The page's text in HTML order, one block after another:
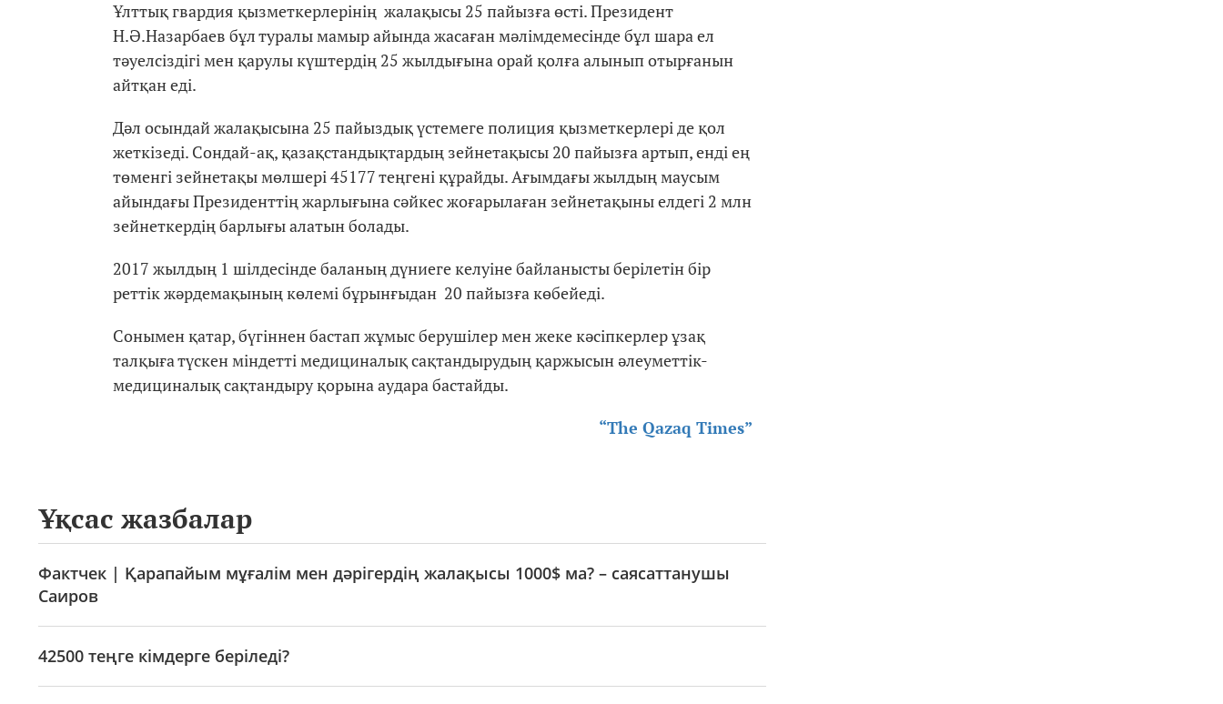
Ұлттық гвардия қызметкерлерінің жалақысы 25 пайызға өсті. Президент
Н.Ә.Назарбаев бұл туралы мамыр айында жасаған мәлімдемесінде бұл шара ел
тәуелсіздігі мен қарулы күштердің 25 жылдығына орай қолға алынып отырғанын
айтқан еді.
Дәл осындай жалақысына 25 пайыздық үстемеге полиция қызметкерлері де қол
жеткізеді. Сондай-ақ, қазақстандықтардың зейнетақысы 20 пайызға артып, енді ең
төменгі зейнетақы мөлшері 45177 теңгені құрайды. Ағымдағы жылдың маусым
айындағы Президенттің жарлығына сәйкес жоғарылаған зейнетақыны елдегі 2 млн
зейнеткердің барлығы алатын болады.
2017 жылдың 1 шілдесінде баланың дүниеге келуіне байланысты берілетін бір
реттік жәрдемақының көлемі бұрынғыдан 20 пайызға көбейеді.
Сонымен қатар, бүгіннен бастап жұмыс берушілер мен жеке кәсіпкерлер ұзақ
талқыға түскен міндетті медициналық сақтандырудың қаржысын әлеуметтік-
медициналық сақтандыру қорына аудара бастайды.
“The Qazaq Times”
Ұқсас жазбалар
Фактчек | Қарапайым мұғалім мен дәрігердің жалақысы 1000$ ма? – саясаттанушы
Саиров
42500 теңге кімдерге беріледі?